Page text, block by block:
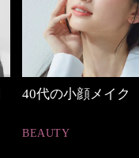
40代の小顔メイク
BEAUTY